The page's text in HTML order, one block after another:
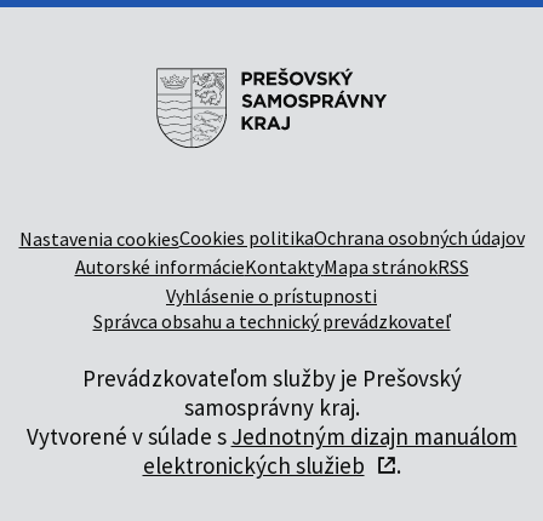
Nastavenia cookiesCookies politikaOchrana osobných údajov
Autorské informácieKontaktyMapa stránokRSS
Vyhlásenie o prístupnosti
Správca obsahu a technický prevádzkovateľ
Prevádzkovateľom služby je Prešovský
samosprávny kraj.
Vytvorené v súlade s Jednotným dizajn manuálom
elektronických služieb
.